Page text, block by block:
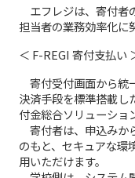
エフレジは、寄付者
担当者の業務効率化に
＜ F-REGI 寄付支払い
寄付受付画面から統
決済手段を標準搭載し
付金総合ソリューショ
寄付者は、申込みか
のもと、セキュアな環
用いただけます。